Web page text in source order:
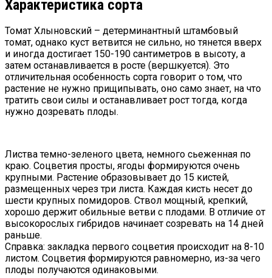
Характеристика сорта
Томат Хлыновский – детерминантный штамбовый
томат, однако куст ветвится не сильно, но тянется вверх
и иногда достигает 150-190 сантиметров в высоту, а
затем останавливается в росте (вершкуется). Это
отличительная особенность сорта говорит о том, что
растение не нужно прищипывать, оно само знает, на что
тратить свои силы и останавливает рост тогда, когда
нужно дозревать плоды.
Листва темно-зеленого цвета, немного сьеженная по
краю. Соцветия просты, ягоды формируются очень
крупными. Растение образовывает до 15 кистей,
размещенных через три листа. Каждая кисть несет до
шести крупных помидоров. Ствол мощный, крепкий,
хорошо держит обильные ветви с плодами. В отличие от
высокорослых гибридов начинает созревать на 14 дней
раньше.
Справка: закладка первого соцветия происходит на 8-10
листом. Соцветия формируются равномерно, из-за чего
плоды получаются одинаковыми.